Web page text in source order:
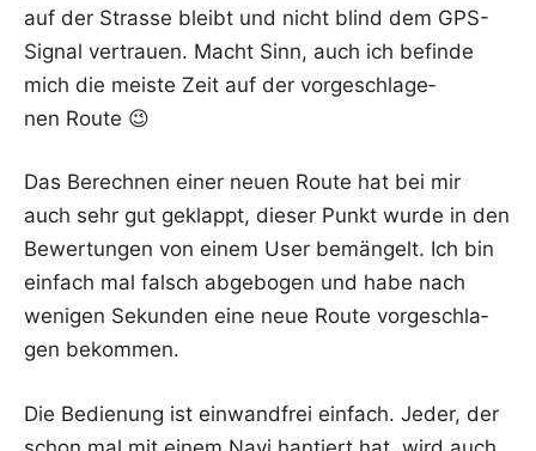
auf der Stras­se bleibt und nicht blind dem GPS-
Signal ver­trau­en. Macht Sinn, auch ich befin­de
mich die meis­te Zeit auf der vor­ge­schla­ge­
nen Route 😉
Das Berech­nen einer neu­en Rou­te hat bei mir
auch sehr gut geklappt, die­ser Punkt wur­de in den
Bewer­tun­gen von einem User bemän­gelt. Ich bin
ein­fach mal falsch abge­bo­gen und habe nach
weni­gen Sekun­den eine neue Rou­te vor­ge­schla­
gen bekommen.
Die Bedie­nung ist ein­wand­frei ein­fach. Jeder, der